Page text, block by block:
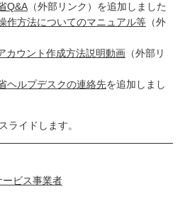
Q&A （外部リンク）を追加しました
作方法についてのマニュアル等 （外
カウント作成方法説明動画 （外部リ
ヘルプデスクの連絡先を追加しまし
ライドします。
ービス事業者